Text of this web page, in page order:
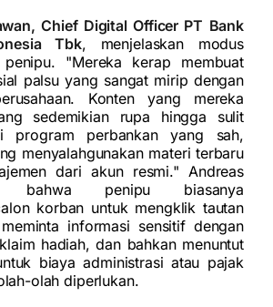
Chief Digital Officer PT Bank
Tbk, menjelaskan modus
"Mereka kerap membuat
palsu yang sangat mirip dengan
Konten yang mereka
sedemikian rupa hingga sulit
program perbankan yang sah,
menyalahgunakan materi terbaru
dari akun resmi." Andreas
bahwa penipu biasanya
korban untuk mengklik tautan
informasi sensitif dengan
hadiah, dan bahkan menuntut
biaya administrasi atau pajak
olah diperlukan.